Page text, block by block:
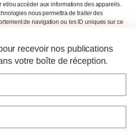
et/ou accéder aux informations des appareils.
nous permettra de traiter des
de navigation ou les ID uniques sur ce
Toujours activé
recevoir nos publications
votre boîte de réception.
droits réservés
2000 –2026